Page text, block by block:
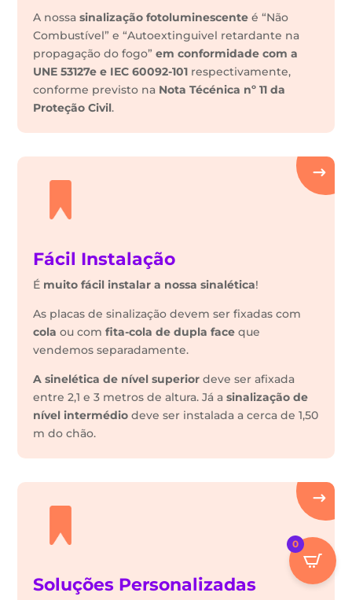
A nossasinalização fotoluminescente é “Não
Combustível” e “Autoextinguivel retardante na
propagação do fogo”em conformidade com a
UNE 53127e e IEC 60092-101 respectivamente,
conforme previsto na Nota Técénica nº 11 da
Proteção Civil.
Fácil Instalação
É muito fácil instalar a nossa sinalética!
As placas de sinalização devem ser fixadas com
cola ou comfita-cola de dupla face que
vendemos separadamente.
A sinelética de nível superior deve ser afixada
entre 2,1 e 3 metros de altura. Já asinalização de
nível intermédiodeve ser instalada a cerca de 1,50
m do chão.
Soluções Personalizadas
0